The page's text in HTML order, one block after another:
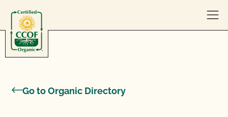
Go to Organic Directory